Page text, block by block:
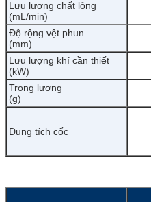
Lưu lượng chất lỏng
(mL/min)
Độ rộng vệt phun
(mm)
Lưu lượng khí cần thiết
(kW)
Trọng lượng
(g)
Dung tích cốc